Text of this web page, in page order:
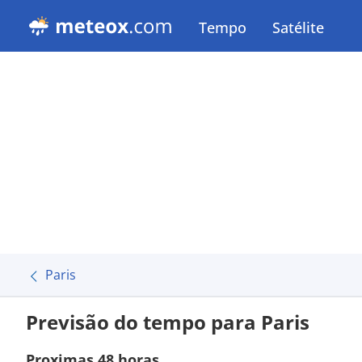
Tempo Satélite
Paris
Previsão do tempo para Paris